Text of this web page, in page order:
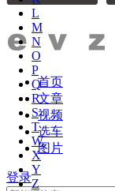
首页
文章
视频
选车
图片
登录
L
M
N
O
P
Q
R
S
T
W
X
Y
Z